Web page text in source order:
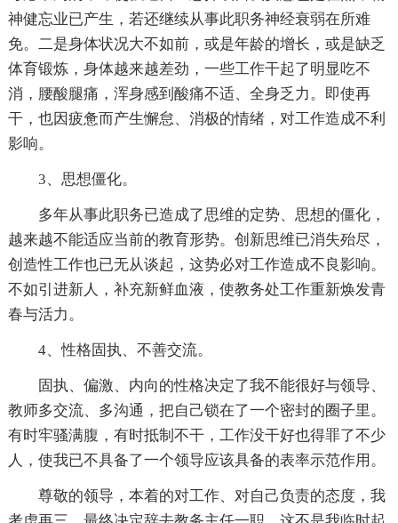
神健忘业已产生，若还继续从事此职务神经衰弱在所难
免。二是身体状况大不如前，或是年龄的增长，或是缺乏
体育锻炼，身体越来越差劲，一些工作干起了明显吃不
消，腰酸腿痛，浑身感到酸痛不适、全身乏力。即使再
干，也因疲惫而产生懈怠、消极的情绪，对工作造成不利
影响。
3、思想僵化。
多年从事此职务已造成了思维的定势、思想的僵化，
越来越不能适应当前的教育形势。创新思维已消失殆尽，
创造性工作也已无从谈起，这势必对工作造成不良影响。
不如引进新人，补充新鲜血液，使教务处工作重新焕发青
春与活力。
4、性格固执、不善交流。
固执、偏激、内向的性格决定了我不能很好与领导、
教师多交流、多沟通，把自己锁在了一个密封的圈子里。
有时牢骚满腹，有时抵制不干，工作没干好也得罪了不少
人，使我已不具备了一个领导应该具备的表率示范作用。
尊敬的领导，本着的对工作、对自己负责的态度，我